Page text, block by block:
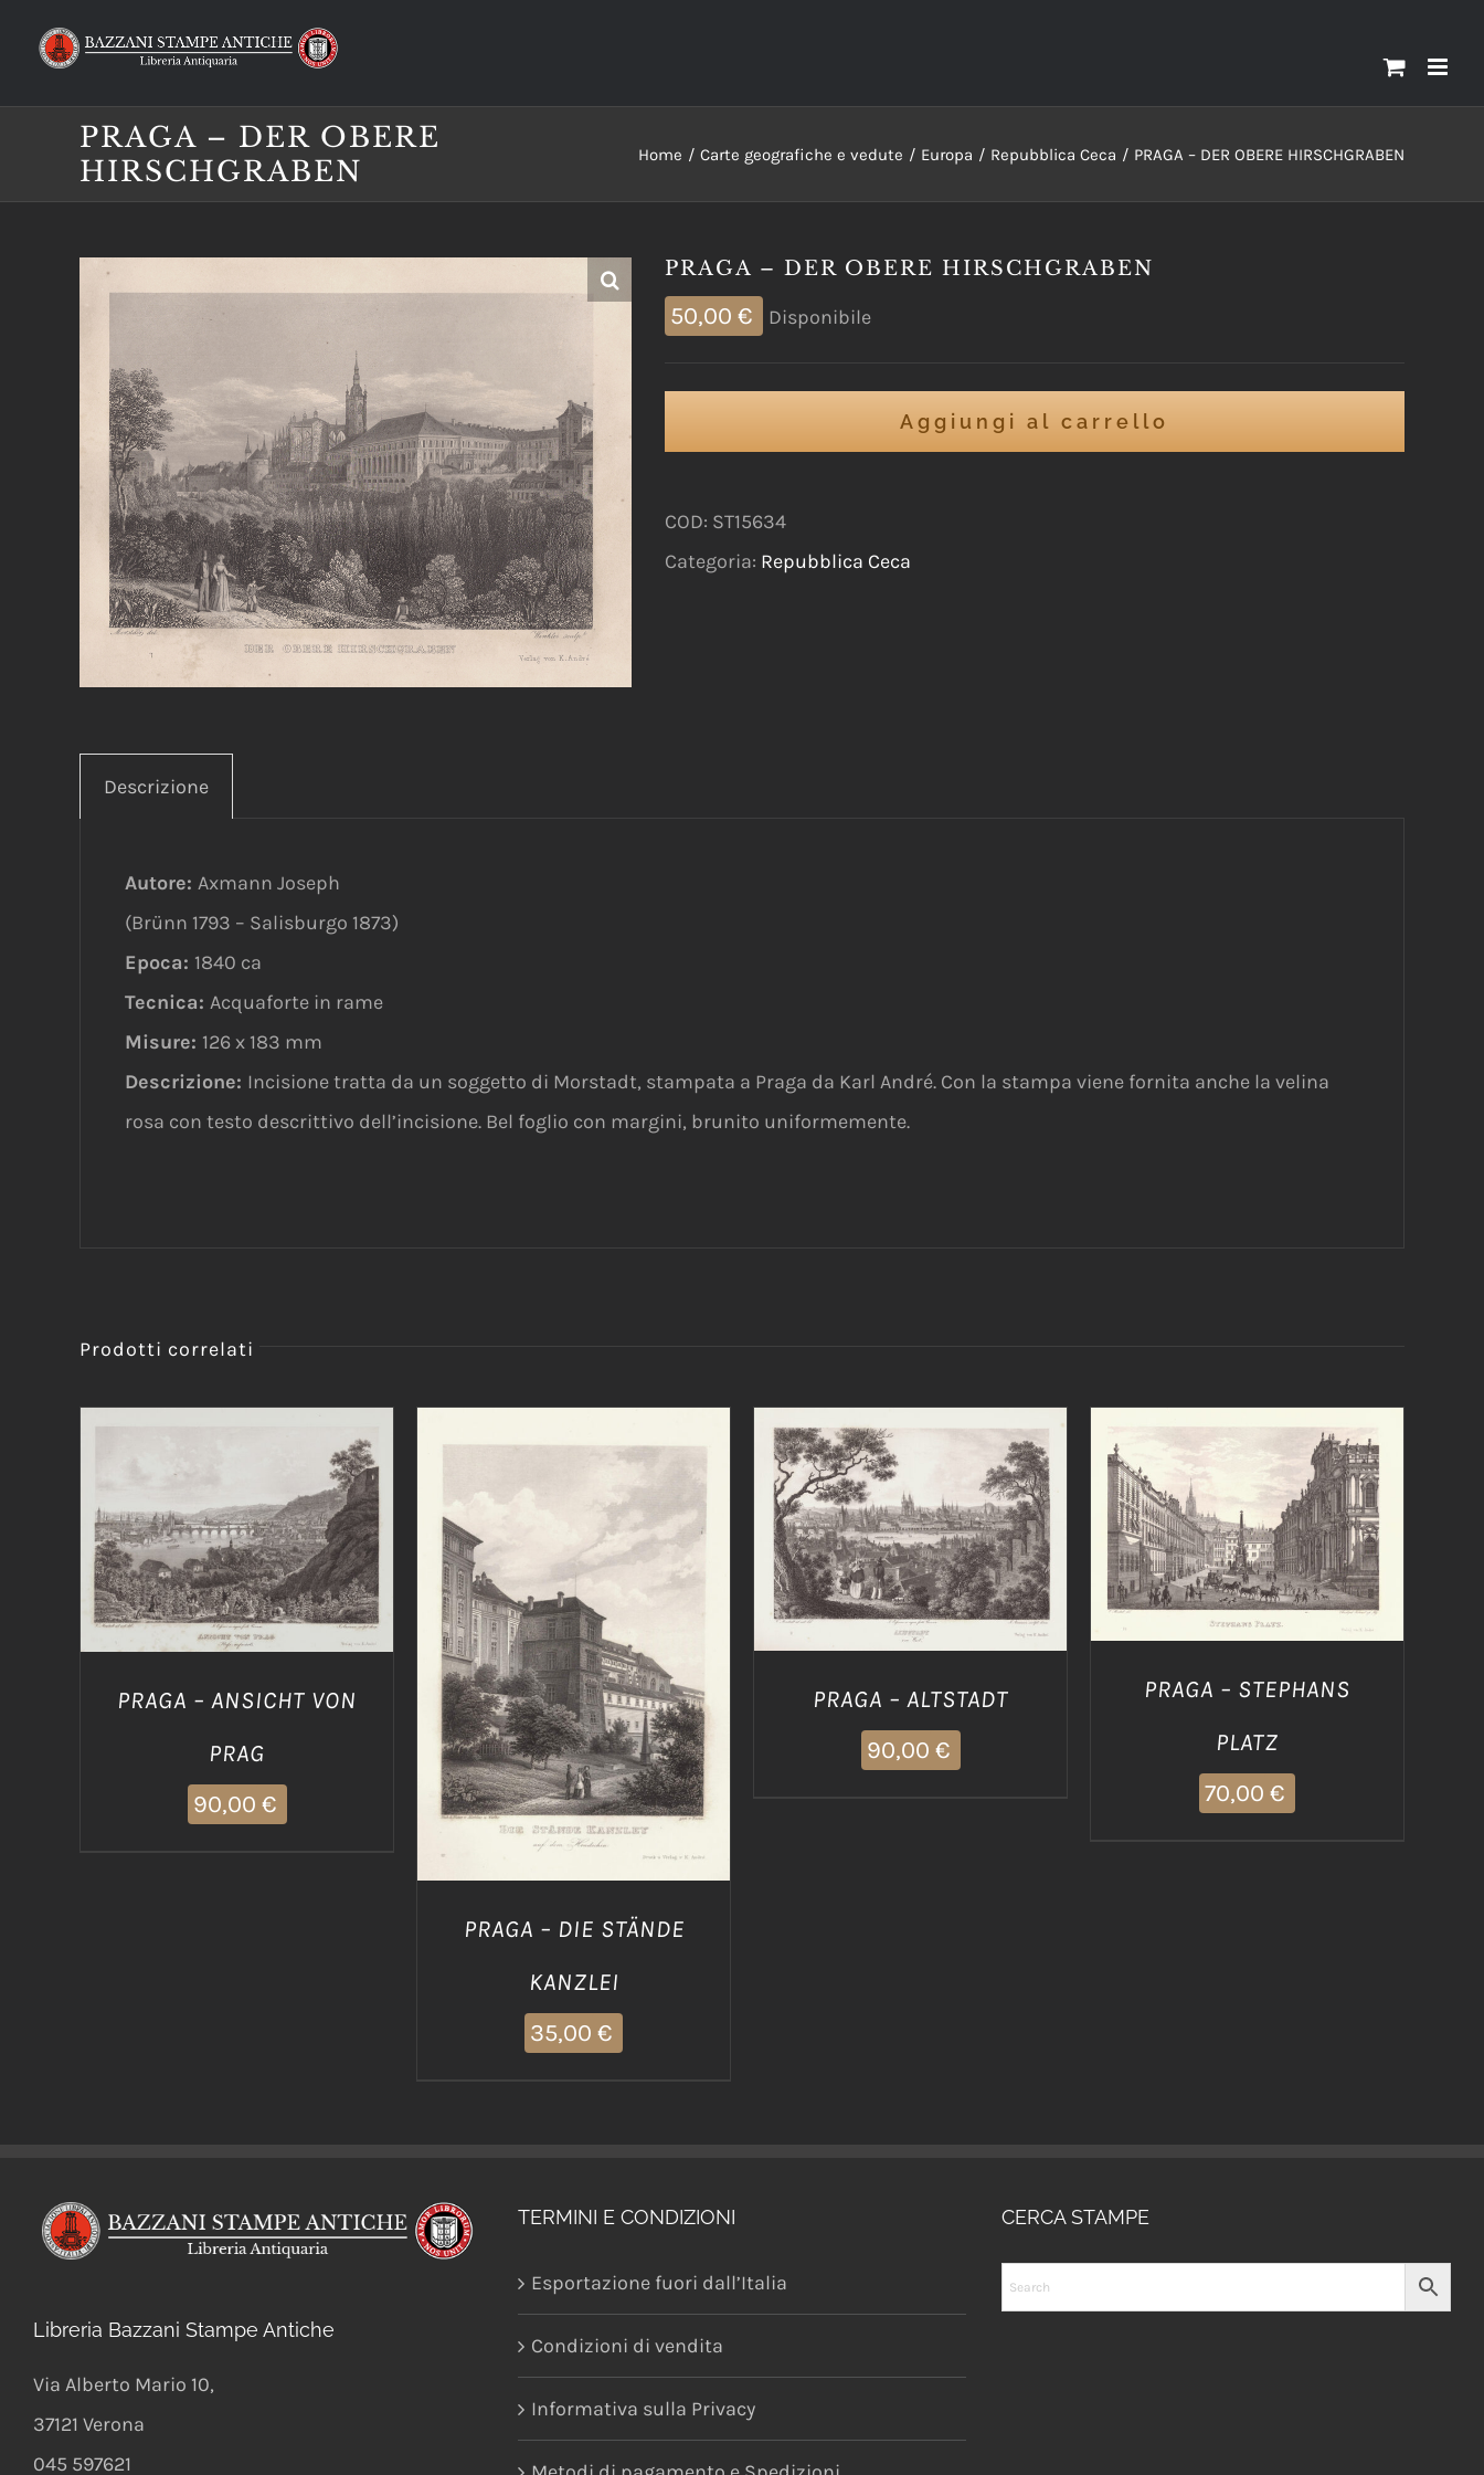
PRAGA – DER OBERE
HIRSCHGRABEN
Home Carte geografiche e vedute Europa Repubblica Ceca PRAGA – DER OBERE HIRSCHGRABEN
PRAGA – DER OBERE HIRSCHGRABEN
50,00 € Disponibile
Aggiungi al carrello
COD: ST15634
Categoria: Repubblica Ceca
Descrizione
Autore: Axmann Joseph
(Brünn 1793 – Salisburgo 1873)
Epoca: 1840 ca
Tecnica: Acquaforte in rame
Misure: 126 x 183 mm
Descrizione: Incisione tratta da un soggetto di Morstadt, stampata a Praga da Karl André. Con la stampa viene fornita anche la velina
rosa con testo descrittivo dell’incisione. Bel foglio con margini, brunito uniformemente.
Prodotti correlati
AGGIUNGI AL CARRELLO
/
DETTAGLI
PRAGA – ANSICHT VON
PRAG
90,00 €
AGGIUNGI AL CARRELLO
DETTAGLI
PRAGA – DIE STÄNDE
KANZLEI
35,00 €
AGGIUNGI AL CARRELLO
/
DETTAGLI
PRAGA – ALTSTADT
90,00 €
AGGIUNGI AL CARRELLO
/
DETTAGLI
PRAGA – STEPHANS
PLATZ
70,00 €
Libreria Bazzani Stampe Antiche
Via Alberto Mario 10,
37121 Verona
045 597621
TERMINI E CONDIZIONI
Esportazione fuori dall’Italia
Condizioni di vendita
Informativa sulla Privacy
CERCA STAMPE